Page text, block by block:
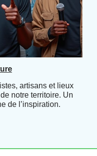
artisans et lieux
notre territoire. Un
de l’inspiration.